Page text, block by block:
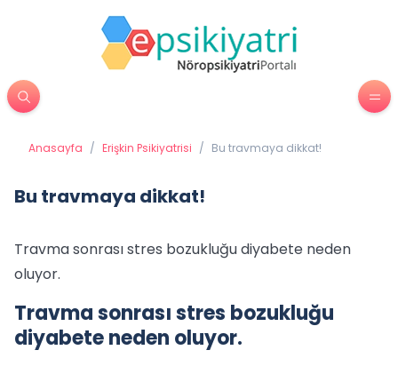
Anasayfa / Erişkin Psikiyatrisi / Bu travmaya dikkat!
Bu travmaya dikkat!
Travma sonrası stres bozukluğu diyabete neden
oluyor.
Travma sonrası stres bozukluğu
diyabete neden oluyor.